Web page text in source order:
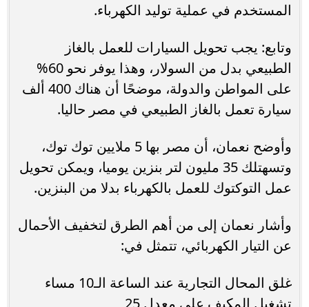
المستخدم في عملية توليد الكهرباء.
وتابع: يجب تحويل السيارات للعمل بالغاز
الطبيعي بدل من السولار، وهذا يوفر نحو 60%
على المواطن والدولة، موضحًا أن هناك 400 ألف
سيارة تعمل بالغاز الطبيعي في مصر حاليا.
وأوضح نعمان، أن مصر بها 5 ملايين توك توك،
وتسهتلك 35 مليون لتر بنزين يوميا، ويمكن تحويل
عمل التوكتوك للعمل بالكهرباء بدلا من البنزين.
وأشار نعمان إلى من أهم الطرق لتخفيف الأحمال
عن التيار الكهربائي، تتمثل في:
غلق المحال التجارية عند الساعة الـ10 مساء